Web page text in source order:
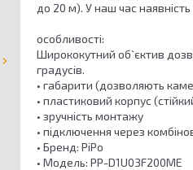
до 20 м). У наш час
особливості:
Ширококутний об`єктив
градусів.
• габарити (дозволяють
• пластиковий корпус
• зручність монтажу
• підключення через
• Бренд: PiPo
• Модель: PP-D1U03F200ME